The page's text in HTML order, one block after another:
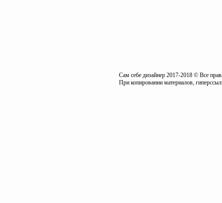
Сам себе дизайнер 2017-2018 © Все
При копировании материалов,